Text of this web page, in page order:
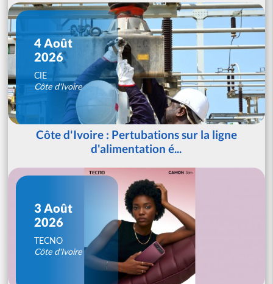
4 Août
2026
CIE
Côte d'Ivoire
Côte d'Ivoire : Pertubations sur la ligne
d'alimentation é...
3 Août
2026
TECNO
Côte d'Ivoire